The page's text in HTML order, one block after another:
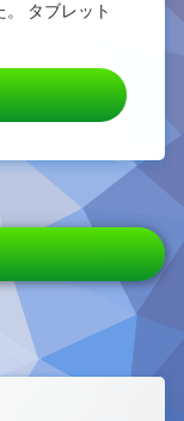
タブレット
５、６学年 プログラ